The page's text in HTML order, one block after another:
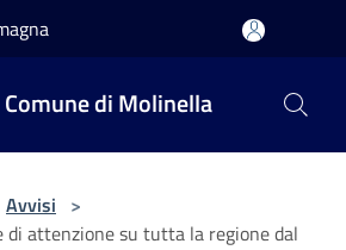
Comune di Molinella
Avvisi >
di attenzione su tutta la regione dal